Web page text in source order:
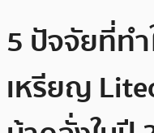
5 ปัจจัยที่ท
เหรียญ